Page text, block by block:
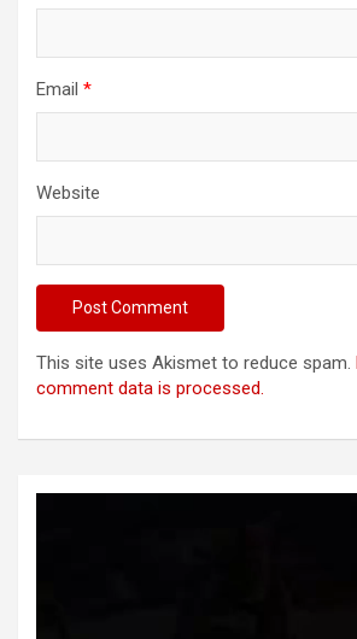
Email *
Website
This site uses Akismet to reduce spam.
comment data is processed.